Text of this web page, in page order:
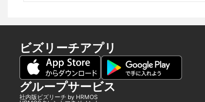
ビズリーチアプリ
グループサービス
社内版ビズリーチ by HRMOS